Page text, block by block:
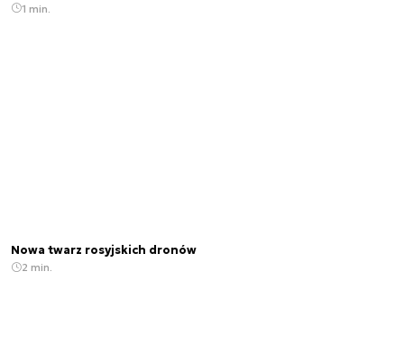
1 min.
Nowa twarz rosyjskich dronów
2 min.